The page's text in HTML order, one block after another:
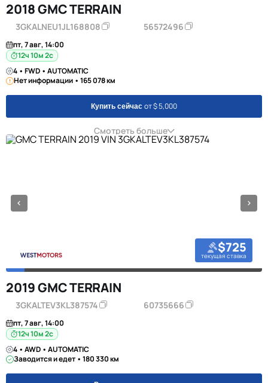
2018 GMC TERRAIN
3GKALNEU1JL168808 56572496
пт, 7 авг, 14:00
12ч 10м 1с
4 • FWD • AUTOMATIC
Нет информации • 165 078 км
Купить сейчас от $ 5,000
Смотреть больше
$725
текущая ставка
2019 GMC TERRAIN
3GKALTEV3KL387574 60735666
пт, 7 авг, 14:00
12ч 10м 1с
4 • AWD • AUTOMATIC
Заводится и едет • 180 330 км